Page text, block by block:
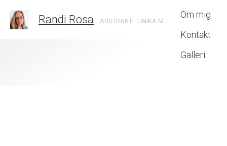
Randi Rosa ABSTRAKTE UNIKA MALERIER SKABT MED INTUITION
Om mig
Kontakt
Galleri